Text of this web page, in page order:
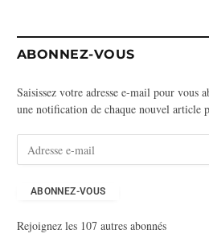
ABONNEZ-VOUS
Saisissez votre adresse e-mail pour vous
une notification de chaque nouvel article
s
ABONNEZ-VOUS
Rejoignez les 107 autres abonnés